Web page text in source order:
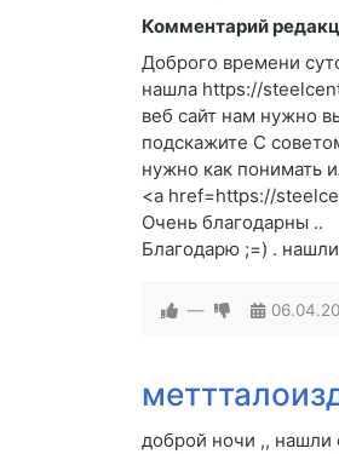
Комментарий
Доброго времени
нашла https://
веб сайт нам нужно
подскажите C
нужно как понимать
<a href=https://
Очень благодарны ..
Благодарю ;=) .
—
доброй ночи ,,